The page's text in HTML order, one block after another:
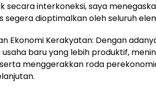
secara interkoneksi, saya
segera dioptimalkan oleh seluruh
Ekonomi Kerakyatan: Dengan
baru yang lebih produktif,
menggerakkan roda